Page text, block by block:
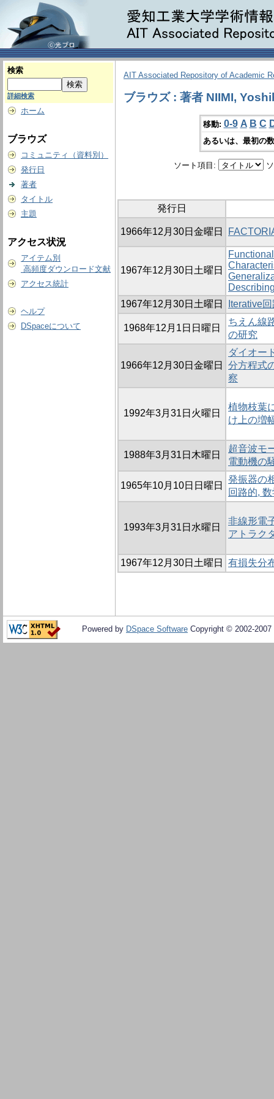
検索
詳細検索
ホーム
ブラウズ
コミュニティ（資料別）
発行日
著者
タイトル
主題
アクセス状況
アイテム別
高頻度ダウンロード文献
アクセス統計
ヘルプ
DSpaceについて
AIT Associated Repository of Academic
ブラウズ : 著者 NIIMI,
移動: 0-9 A B C
あるいは、最初の
ソート項目:
発行日
1966年12月30日金曜日
1967年12月30日土曜日
1967年12月30日土曜日
Iterative
1968年12月1日日曜日
ちえん線
の研究
1966年12月30日金曜日
ダイオー
分方程式
察
1992年3月31日火曜日
植物枝葉
け上の増
1988年3月31日木曜日
超音波モ
電動機の
1965年10月10日日曜日
発振器の
回路的,
1993年3月31日水曜日
非線形電
アトラク
1967年12月30日土曜日 有損失分
Powered by DSpace Software Copyright © 2002-2007